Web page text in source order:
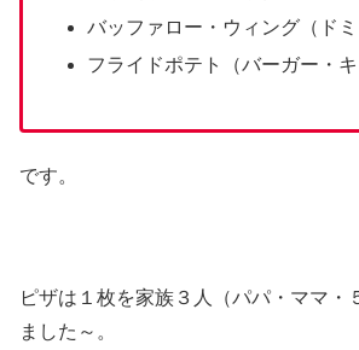
バッファロー・ウィング（ドミ
フライドポテト（バーガー・キ
です。
ピザは１枚を家族３人（パパ・ママ・
ました～。